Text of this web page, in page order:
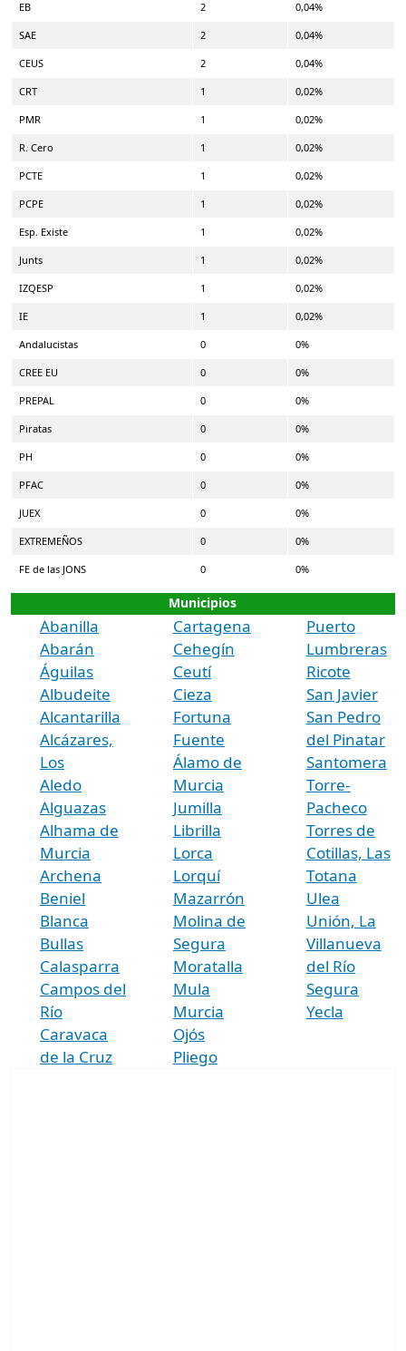
EB 2 0,04%
SAE 2 0,04%
CEUS 2 0,04%
CRT 1 0,02%
PMR 1 0,02%
R. Cero 1 0,02%
PCTE 1 0,02%
PCPE 1 0,02%
Esp. Existe 1 0,02%
Junts 1 0,02%
IZQESP 1 0,02%
IE 1 0,02%
Andalucistas 0 0%
CREE EU 0 0%
PREPAL 0 0%
Piratas 0 0%
PH 0 0%
PFAC 0 0%
JUEX 0 0%
EXTREMEÑOS 0 0%
FE de las JONS 0 0%
Municipios
Abanilla
Abarán
Águilas
Albudeite
Alcantarilla
Alcázares,
Los
Aledo
Alguazas
Alhama de
Murcia
Archena
Beniel
Blanca
Bullas
Calasparra
Campos del
Río
Caravaca
de la Cruz
Cartagena
Cehegín
Ceutí
Cieza
Fortuna
Fuente
Álamo de
Murcia
Jumilla
Librilla
Lorca
Lorquí
Mazarrón
Molina de
Segura
Moratalla
Mula
Murcia
Ojós
Pliego
Puerto
Lumbreras
Ricote
San Javier
San Pedro
del Pinatar
Santomera
Torre-
Pacheco
Torres de
Cotillas, Las
Totana
Ulea
Unión, La
Villanueva
del Río
Segura
Yecla